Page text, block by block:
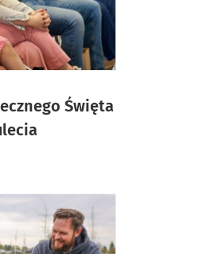
Święta